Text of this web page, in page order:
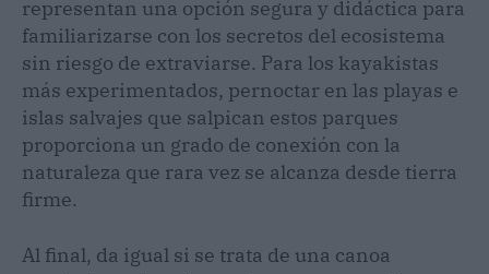
representan una opción segura y didáctica para
familiarizarse con los secretos del ecosistema
sin riesgo de extraviarse. Para los kayakistas
más experimentados, pernoctar en las playas e
islas salvajes que salpican estos parques
proporciona un grado de conexión con la
naturaleza que rara vez se alcanza desde tierra
firme.
Al final, da igual si se trata de una canoa